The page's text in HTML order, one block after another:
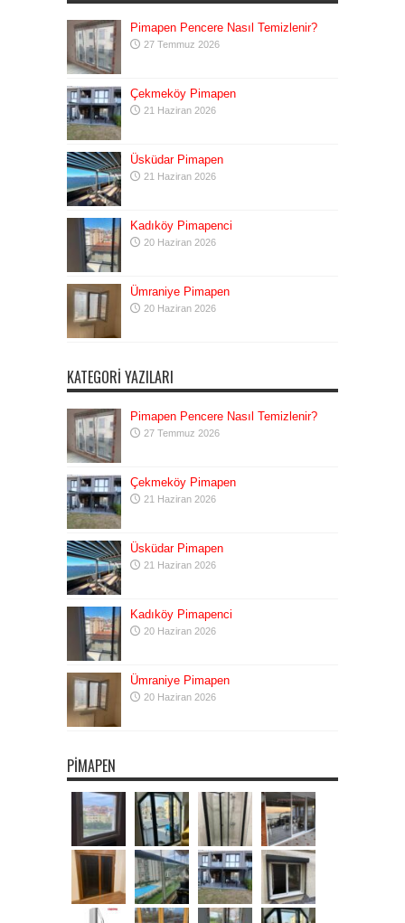
Pimapen Pencere Nasıl Temizlenir?
27 Temmuz 2026
Çekmeköy Pimapen
21 Haziran 2026
Üsküdar Pimapen
21 Haziran 2026
Kadıköy Pimapenci
20 Haziran 2026
Ümraniye Pimapen
20 Haziran 2026
KATEGORI YAZILARI
Pimapen Pencere Nasıl Temizlenir?
27 Temmuz 2026
Çekmeköy Pimapen
21 Haziran 2026
Üsküdar Pimapen
21 Haziran 2026
Kadıköy Pimapenci
20 Haziran 2026
Ümraniye Pimapen
20 Haziran 2026
PIMAPEN